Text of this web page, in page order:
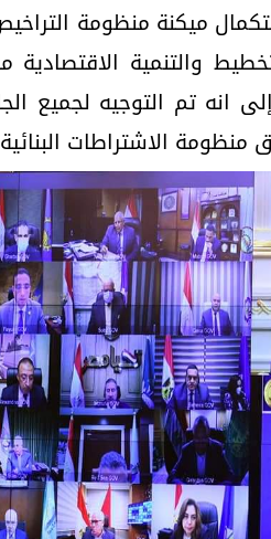
ميكنة منظومة
والتنمية الاقتصادية
إلى انه تم التوجيه لجميع
الاشتراطات